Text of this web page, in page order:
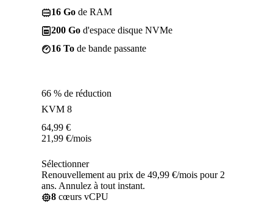
16 Go de RAM
200 Go d'espace disque NVMe
16 To de bande passante
66 % de réduction
KVM 8
64,99 €
21,99 €/mois
Sélectionner
Renouvellement au prix de 49,99 €/mois pour 2
ans. Annulez à tout instant.
8 cœurs vCPU